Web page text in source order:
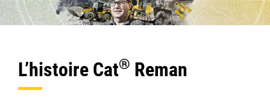
L’histoire Cat® Reman